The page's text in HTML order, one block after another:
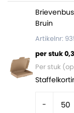
Bruin
Artikelnr:
per stuk
Per stuk
-